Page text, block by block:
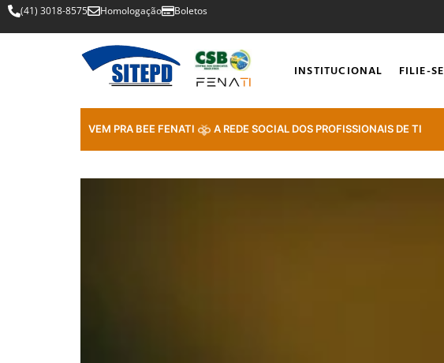
(41) 3018-8575 Homologação Boletos
INSTITUCIONAL FILIE-SE
VEM PRA BEE FENATI A REDE SOCIAL DOS PROFISSIONAIS DE TI